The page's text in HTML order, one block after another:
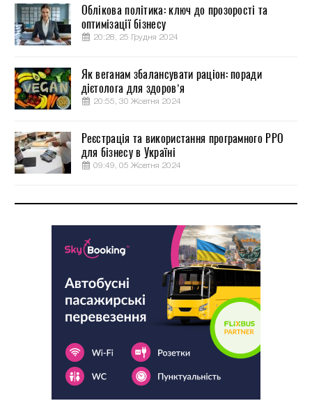
Облікова політика: ключ до прозорості та
оптимізації бізнесу
20:28, 25 Грудня 2024
Як веганам збалансувати раціон: поради
дієтолога для здоров’я
20:55, 30 Жовтня 2024
Реєстрація та використання програмного РРО
для бізнесу в Україні
09:49, 05 Жовтня 2024